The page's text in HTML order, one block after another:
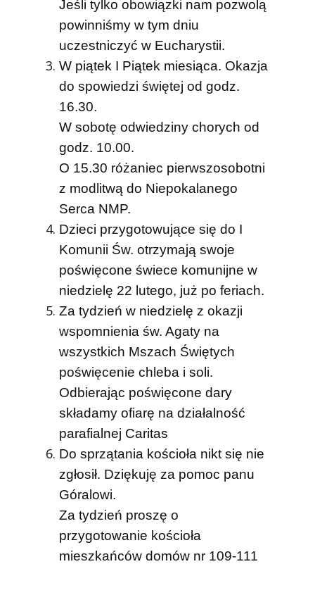
Jeśli tylko obowiązki nam pozwolą
powinniśmy w tym dniu
uczestniczyć w Eucharystii.
W piątek I Piątek miesiąca. Okazja
do spowiedzi świętej od godz.
16.30.
W sobotę odwiedziny chorych od
godz. 10.00.
O 15.30 różaniec pierwszosobotni
z modlitwą do Niepokalanego
Serca NMP.
Dzieci przygotowujące się do I
Komunii Św. otrzymają swoje
poświęcone świece komunijne w
niedzielę 22 lutego, już po feriach.
Za tydzień w niedzielę z okazji
wspomnienia św. Agaty na
wszystkich Mszach Świętych
poświęcenie chleba i soli.
Odbierając poświęcone dary
składamy ofiarę na działalność
parafialnej Caritas
Do sprzątania kościoła nikt się nie
zgłosił. Dziękuję za pomoc panu
Góralowi.
Za tydzień proszę o
przygotowanie kościoła
mieszkańców domów nr 109-111